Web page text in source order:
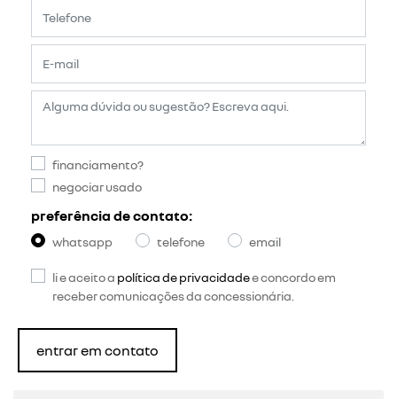
financiamento?
negociar usado
preferência de contato:
whatsapp telefone email
li e aceito a política de privacidadee concordo em
receber comunicações da concessionária.
entrar em contato